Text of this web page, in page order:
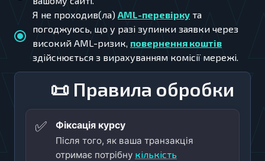
📜 Правила обробки
✅
Фіксація курсу
Після того, як ваша транзакція
отримає потрібну кількість
Я не проходив(ла) AML-перевірку та
погоджуюсь, що у разі зупинки заявки через
високий AML-ризик, повернення коштів
здійснюється з вирахуванням комісії мережі.